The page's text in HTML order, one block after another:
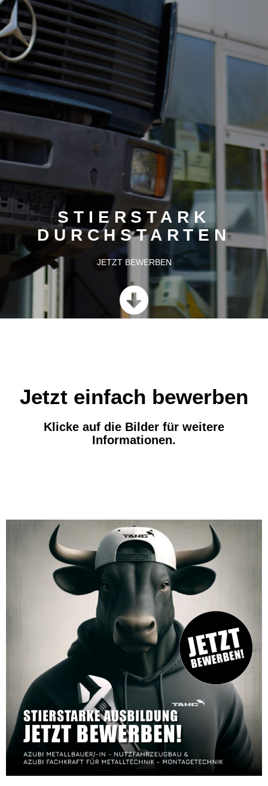
STIERSTARK
DURCHSTARTEN
JETZT BEWERBEN
Jetzt einfach bewerben
Klicke auf die Bilder für weitere
Informationen.